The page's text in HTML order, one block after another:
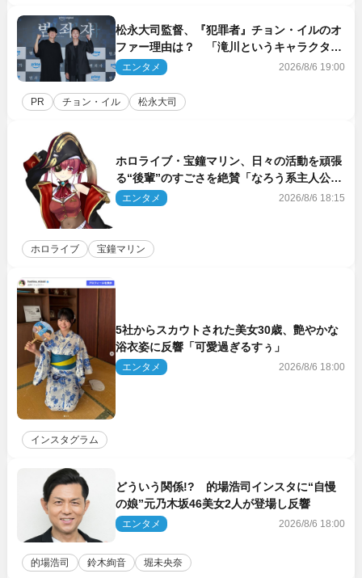
松永大司監督、『犯罪者』チョン・イルのオ
ファー理由は？ 「滝川というキャラクター
に出会えたことは本当に運が良かった」
エンタメ 2026/8/6 19:00
PR チョン・イル 松永大司
ホロライブ・宝鐘マリン、日々の活動を頑張
る“後輩”のすごさを絶賛「なろう系主人公ま
である」
エンタメ 2026/8/6 18:15
ホロライブ 宝鐘マリン
5社からスカウトされた美女30歳、艶やかな
浴衣姿に反響「可愛過ぎるすぅ」
エンタメ 2026/8/6 18:00
インスタグラム
どういう関係!? 的場浩司インスタに“自慢
の娘”元乃木坂46美女2人が登場し反響
エンタメ 2026/8/6 18:00
的場浩司 鈴木絢音 堀未央奈